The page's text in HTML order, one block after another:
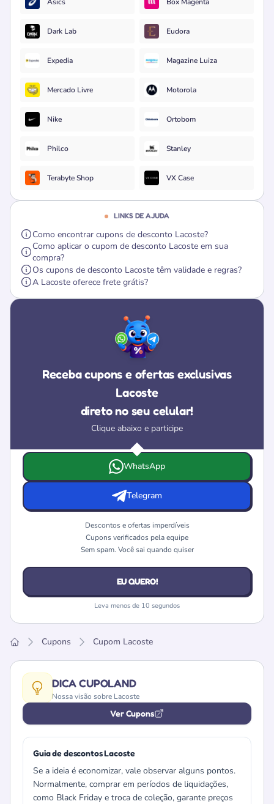
Dark Lab Eudora
Expedia Magazine Luiza
Mercado Livre Motorola
Nike Ortobom
Philco Stanley
Terabyte Shop VX Case
LINKS DE AJUDA
Como encontrar cupons de desconto Lacoste?
Como aplicar o cupom de desconto Lacoste em sua
compra?
Os cupons de desconto Lacoste têm validade e regras?
A Lacoste oferece frete grátis?
Receba cupons e ofertas exclusivas
Lacoste
direto no seu celular!
Clique abaixo e participe
Escolha onde deseja receber as ofertas e cupons da
WhatsApp
Telegram
Descontos e ofertas imperdíveis
Cupons verificados pela equipe
Sem spam. Você sai quando quiser
EU QUERO!
Leva menos de 10 segundos
Cupons Cupom Lacoste
DICA CUPOLAND
Nossa visão sobre Lacoste
Ver Cupons
Guia de descontos Lacoste
Se a ideia é economizar, vale observar alguns pontos.
Normalmente, comprar em períodos de liquidações,
como Black Friday e troca de coleção, garante preços